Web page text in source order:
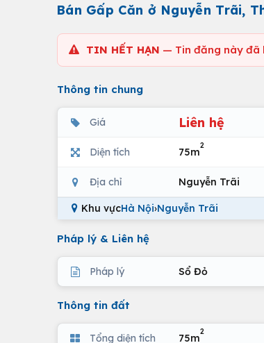
Bán Gấp Căn ở Nguyễn Trãi,
TIN HẾT HẠN — Tin đăng này đã
Thông tin chung
Giá Liên hệ
Diện tích 75m
2
Địa chỉ Nguyễn Trãi
Khu vựcHà Nội›Nguyễn Trãi
Pháp lý & Liên hệ
Pháp lý Sổ Đỏ
Thông tin đất
Tổng diện tích 75m
2